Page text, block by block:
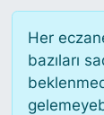
Her
bazıları